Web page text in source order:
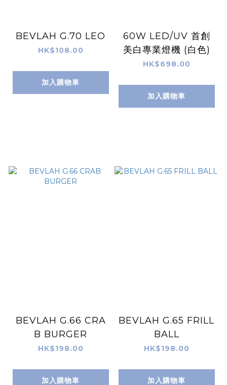
BEVLAH G.70 LEO
HK$108.00
加入購物車
60W LED/UV 首創
美白專業燈機 (白色)
HK$698.00
加入購物車
BEVLAH G.66 CRA
B BURGER
HK$198.00
加入購物車
BEVLAH G.65 FRILL
BALL
HK$198.00
加入購物車